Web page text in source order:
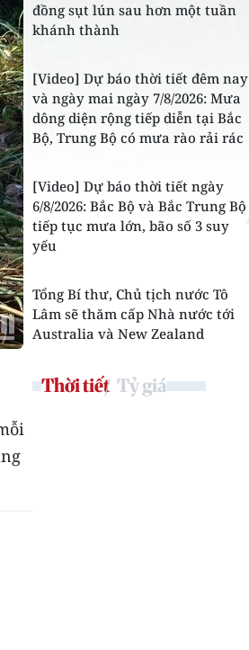
đồng sụt lún sau hơn một tuần
khánh thành
[Video] Dự báo thời tiết đêm nay
và ngày mai ngày 7/8/2026: Mưa
dông diện rộng tiếp diễn tại Bắc
Bộ, Trung Bộ có mưa rào rải rác
[Video] Dự báo thời tiết ngày
6/8/2026: Bắc Bộ và Bắc Trung Bộ
tiếp tục mưa lớn, bão số 3 suy
yếu
Tổng Bí thư, Chủ tịch nước Tô
Lâm sẽ thăm cấp Nhà nước tới
Australia và New Zealand
Thời tiết Tỷ giá